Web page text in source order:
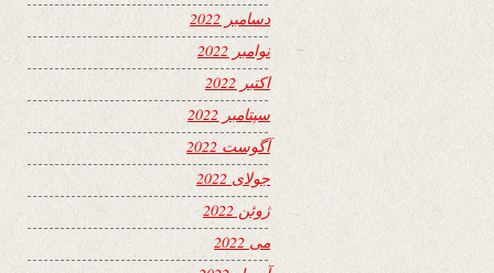
دسامبر 2022
نوامبر 2022
اکتبر 2022
سپتامبر 2022
آگوست 2022
جولای 2022
ژوئن 2022
می 2022